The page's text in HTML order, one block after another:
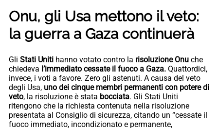
Onu, gli Usa mettono il veto:
la guerra a Gaza continuerà
Gli Stati Uniti hanno votato contro la risoluzione Onu che
chiedeva l’immediato cessate il fuoco a Gaza. Quattordici,
invece, i voti a favore. Zero gli astenuti. A causa del veto
degli Usa, uno dei cinque membri permanenti con potere di
veto, la risoluzione è stata bocciata. Gli Stati Uniti
ritengono che la richiesta contenuta nella risoluzione
presentata al Consiglio di sicurezza, citando un “cessate il
fuoco immediato, incondizionato e permanente,